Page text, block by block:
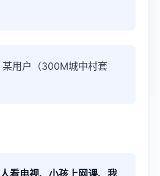
用户（300M城中村套
看电视、小孩上网课、我